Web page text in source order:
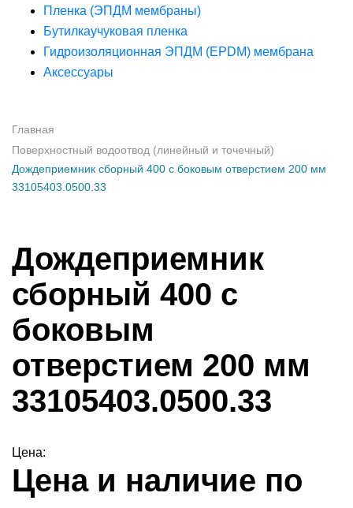
Пленка (ЭПДМ мембраны)
Бутилкаучуковая пленка
Гидроизоляционная ЭПДМ (EPDM) мембрана
Аксессуары
Главная
Поверхностный водоотвод (линейный и точечный)
Дождеприемник сборный 400 с боковым отверстием 200 мм
33105403.0500.33
Дождеприемник
сборный 400 с
боковым
отверстием 200 мм
33105403.0500.33
Цена:
Цена и наличие по